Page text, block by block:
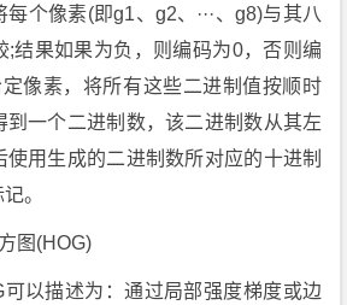
个像素(即g1、g2、···、g8)与其八
;结果如果为负，则编码为0，否则编
像素，将所有这些二进制值按顺时
到一个二进制数，该二进制数从其左
使用生成的二进制数所对应的十进制
。
图(HOG)
可以描述为：通过局部强度梯度或边